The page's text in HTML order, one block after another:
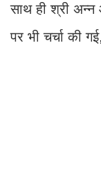
साथ ही श्री
पर भी चर्चा की